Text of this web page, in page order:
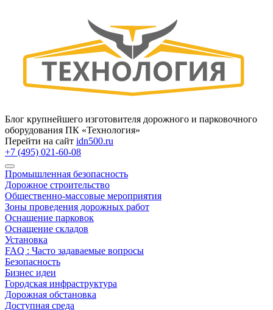
Блог крупнейшего изготовителя дорожного и парковочного
оборудования ПК «Технология»
Перейти на сайт idn500.ru
+7 (495) 021-60-08
Промышленная безопасность
Дорожное строительство
Общественно‑массовые мероприятия
Зоны проведения дорожных работ
Оснащение парковок
Оснащение складов
Установка
FAQ : Часто задаваемые вопросы
Безопасность
Бизнес идеи
Городская инфраструктура
Дорожная обстановка
Доступная среда